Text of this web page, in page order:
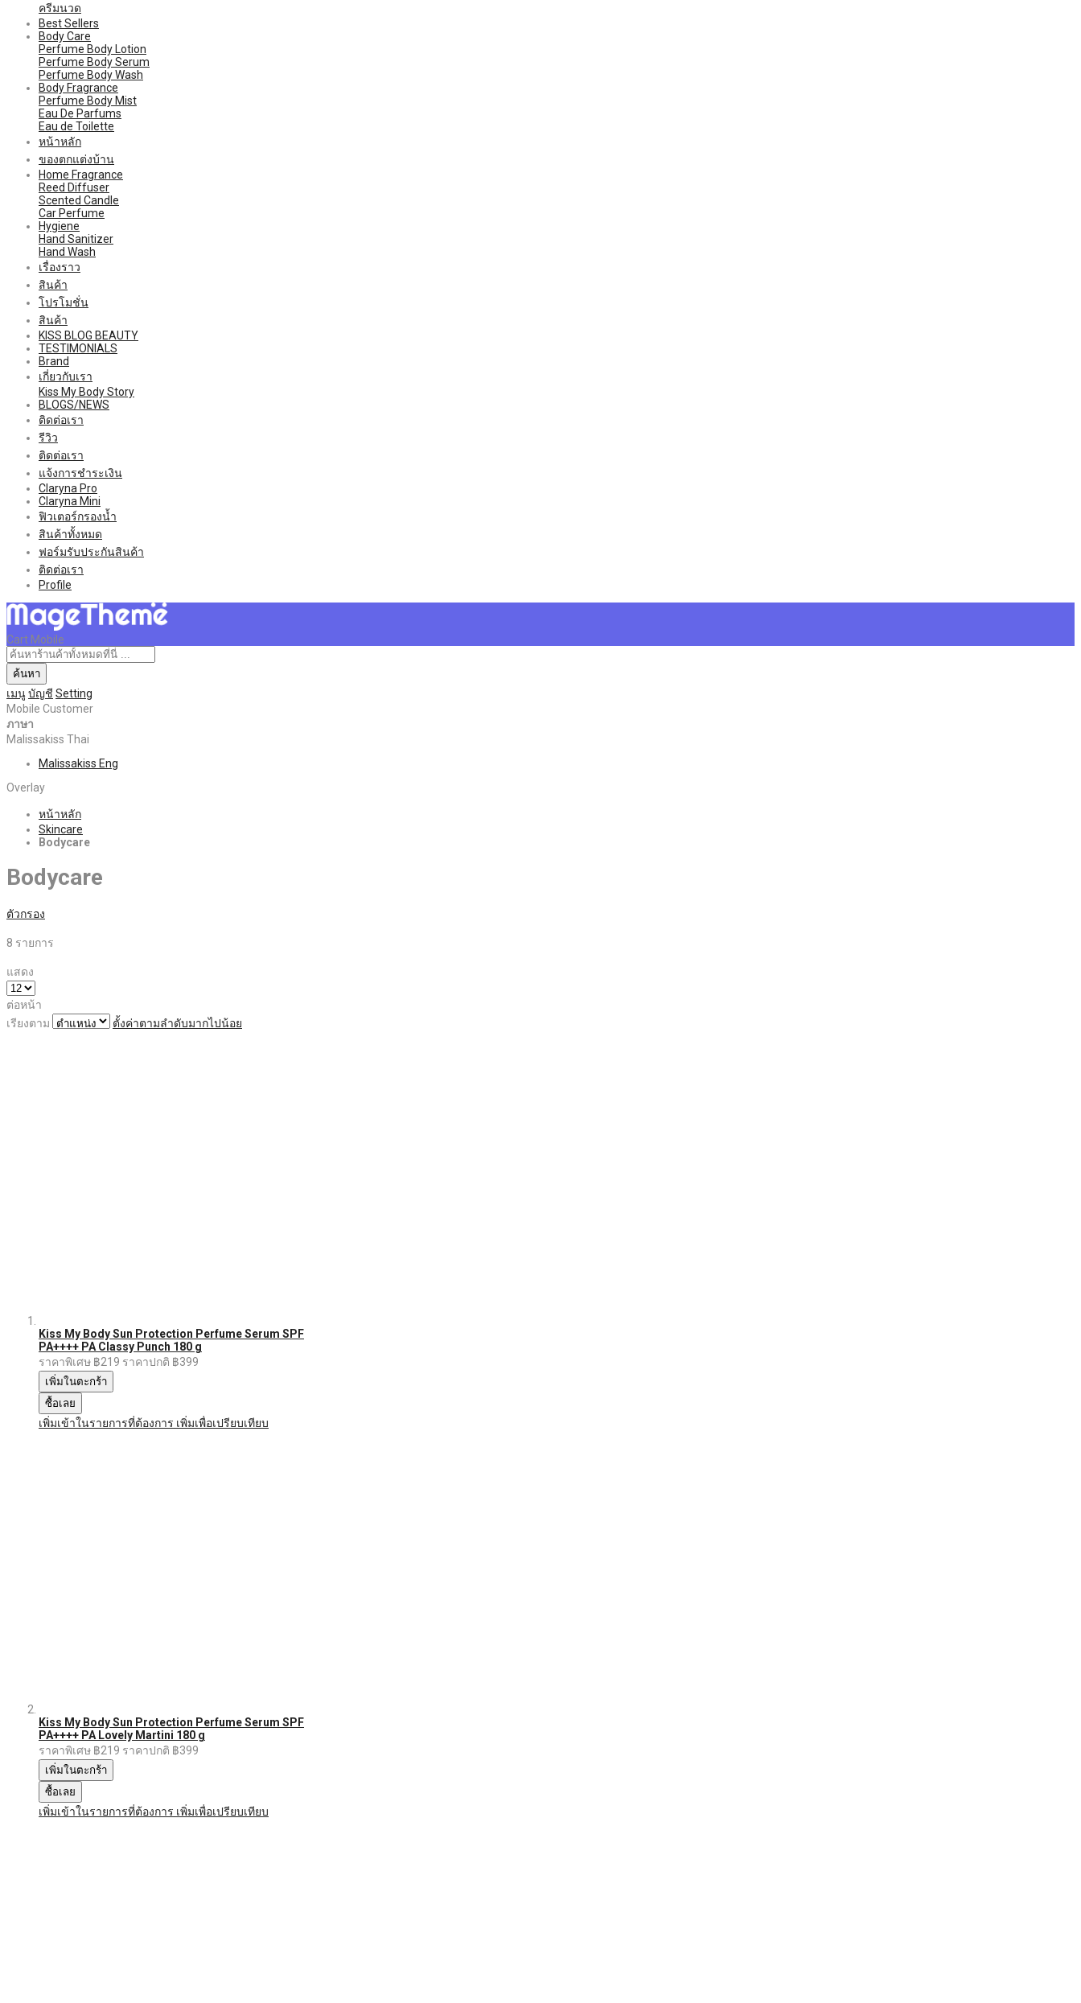
ครีมนวด
Best Sellers
Body Care
Perfume Body Lotion
Perfume Body Serum
Perfume Body Wash
Body Fragrance
Perfume Body Mist
Eau De Parfums
Eau de Toilette
หน้าหลัก
ของตกแต่งบ้าน
Home Fragrance
Reed Diffuser
Scented Candle
Car Perfume
Hygiene
Hand Sanitizer
Hand Wash
เรื่องราว
สินค้า
โปรโมชั่น
สินค้า
KISS BLOG BEAUTY
TESTIMONIALS
Brand
เกี่ยวกับเรา
Kiss My Body Story
BLOGS/NEWS
ติดต่อเรา
รีวิว
ติดต่อเรา
แจ้งการชำระเงิน
Claryna Pro
Claryna Mini
ฟิวเตอร์กรองน้ำ
สินค้าทั้งหมด
ฟอร์มรับประกันสินค้า
ติดต่อเรา
Profile
Cart Mobile
ค้นหา
เมนูบัญชี Setting
Mobile Customer
ภาษา
Malissakiss Thai
Malissakiss Eng
Overlay
หน้าหลัก
Skincare
Bodycare
Bodycare
ตัวกรอง
8 รายการ
แสดง
ต่อหน้า
เรียงตาม
ตั้งค่าตามลำดับมากไปน้อย
Kiss My Body Sun Protection Perfume Serum SPF
PA++++ PA Classy Punch 180 g
ราคาพิเศษ ฿219 ราคาปกติ ฿399
เพิ่มในตะกร้า
ซื้อเลย
เพิ่มเข้าในรายการที่ต้องการ เพิ่มเพื่อเปรียบเทียบ
Kiss My Body Sun Protection Perfume Serum SPF
PA++++ PA Lovely Martini 180 g
ราคาพิเศษ ฿219 ราคาปกติ ฿399
เพิ่มในตะกร้า
ซื้อเลย
เพิ่มเข้าในรายการที่ต้องการ เพิ่มเพื่อเปรียบเทียบ